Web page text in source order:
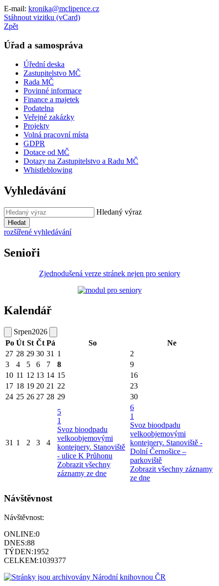
E-mail: kronika@mclipence.cz
Stáhnout vizitku (vCard)
Zpět
Úřad a samospráva
Úřední deska
Zastupitelstvo MČ
Rada MČ
Povinné informace
Finance a majetek
Podatelna
Veřejné zakázky
Projekty
Volná pracovní místa
GDPR
Dotace od MČ
Dotazy na Zastupitelstvo a Radu MČ
Whistleblowing
Vyhledávání
Hledaný výraz
Hledat
rozšířené vyhledávání
Senioři
Zjednodušená verze stránek nejen pro seniory
Kalendář
Srpen2026
Po Út St Čt Pá So
Ne
27 28 29 30 31 1
2
3
4 5 6 7 8
9
10 11 12 13 14 15
16
17 18 19 20 21 22
23
24 25 26 27 28 29 30
31 1 2 3 4
5
1
Svoz bioodpadu
velkoobjemovými
kontejnery. Stanoviště
- ulice K Průhonu
Zobrazit všechny
záznamy ze dne
6
1
Svoz bioodpadu
velkoobjemovými
kontejnery. Stanoviště -
Dolní Černošice –
parkoviště
Zobrazit všechny záznamy
ze dne
Návštěvnost
Návštěvnost:
ONLINE:0
DNES:88
TÝDEN:1952
CELKEM:1039377